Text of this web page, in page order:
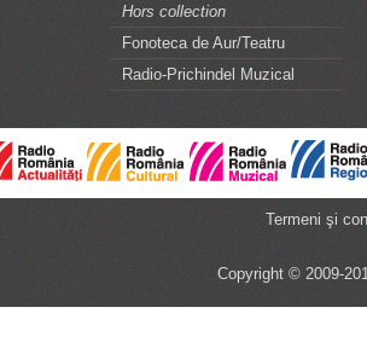
Hors collection
Fonoteca de Aur/Teatru
Radio-Prichindel Muzical
Termeni şi
Copyright © 2009-